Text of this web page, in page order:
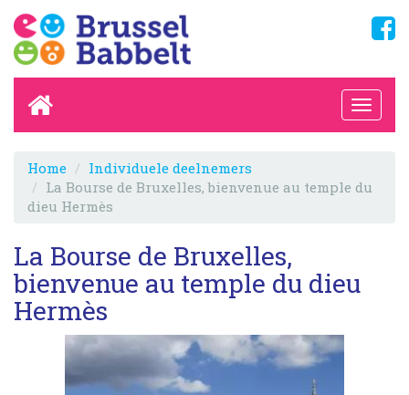
Home
Individuele deelnemers
La Bourse de Bruxelles, bienvenue au temple du
dieu Hermès
La Bourse de Bruxelles,
bienvenue au temple du dieu
Hermès